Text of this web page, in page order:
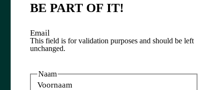
BE PART OF IT!
Email
This field is for validation purposes and should be left
unchanged.
Naam
Voornaam